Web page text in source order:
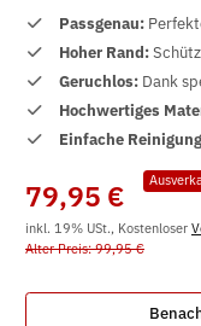
Passgenau:
Hoher Rand:
Geruchlos: Dank
Hochwertiges
Einfache
79,95 €
inkl. 19% USt., Kostenloser
Alter Preis: 99,95 €